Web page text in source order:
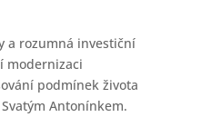
a rozumná investiční
modernizaci
podmínek života
Antonínkem.